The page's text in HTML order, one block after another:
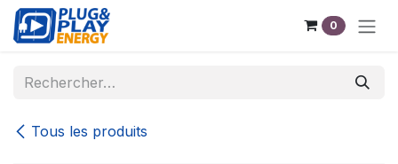
Se rendre au contenu
0
Tous les produits